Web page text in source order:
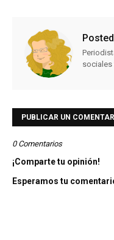
sociales
PUBLICAR UN
0 Comentarios
¡Comparte tu opinión!
Esperamos tu